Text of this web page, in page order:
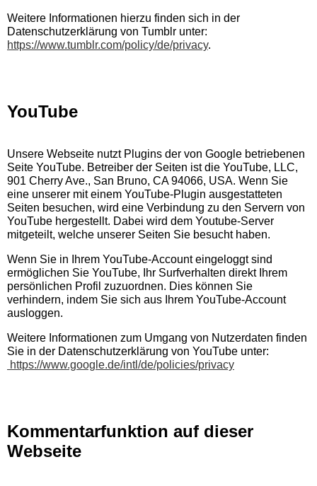
Weitere Informationen hierzu finden sich in der
Datenschutzerklärung von Tumblr unter:
https://www.tumblr.com/policy/de/privacy.
YouTube
Unsere Webseite nutzt Plugins der von Google betriebenen
Seite YouTube. Betreiber der Seiten ist die YouTube, LLC,
901 Cherry Ave., San Bruno, CA 94066, USA. Wenn Sie
eine unserer mit einem YouTube-Plugin ausgestatteten
Seiten besuchen, wird eine Verbindung zu den Servern von
YouTube hergestellt. Dabei wird dem Youtube-Server
mitgeteilt, welche unserer Seiten Sie besucht haben.
Wenn Sie in Ihrem YouTube-Account eingeloggt sind
ermöglichen Sie YouTube, Ihr Surfverhalten direkt Ihrem
persönlichen Profil zuzuordnen. Dies können Sie
verhindern, indem Sie sich aus Ihrem YouTube-Account
ausloggen.
Weitere Informationen zum Umgang von Nutzerdaten finden
Sie in der Datenschutzerklärung von YouTube unter:
https://www.google.de/intl/de/policies/privacy
Kommentarfunktion auf dieser
Webseite